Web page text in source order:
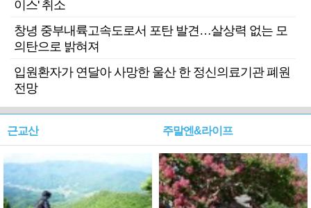
이스' 취소
창녕 중부내륙고속도로서 포탄 발견…살상력 없는 모
의탄으로 밝혀져
입원환자가 연달아 사망한 울산 한 정신의료기관 폐원
전망
근교산 주말엔&라이프